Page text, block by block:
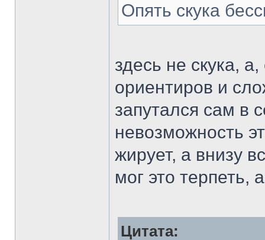
Опять скука
здесь не скука,
ориентиров и
запутался сам в
невозможность
жирует, а внизу
мог это терпеть,
Цитата: